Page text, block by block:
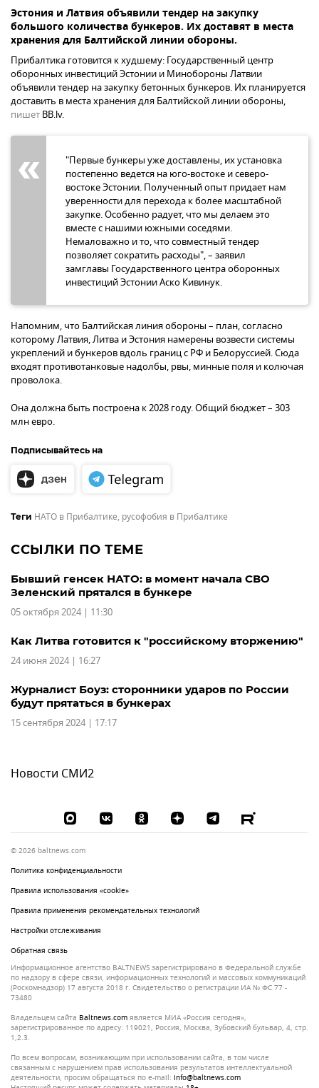
Эстония и Латвия объявили тендер на закупку
большого количества бункеров. Их доставят в места
хранения для Балтийской линии обороны.
Прибалтика готовится к худшему: Государственный центр
оборонных инвестиций Эстонии и Минобороны Латвии
объявили тендер на закупку бетонных бункеров. Их планируется
доставить в места хранения для Балтийской линии обороны,
пишет BB.lv.
"Первые бункеры уже доставлены, их установка
постепенно ведется на юго-востоке и северо-
востоке Эстонии. Полученный опыт придает нам
уверенности для перехода к более масштабной
закупке. Особенно радует, что мы делаем это
вместе с нашими южными соседями.
Немаловажно и то, что совместный тендер
позволяет сократить расходы", – заявил
замглавы Государственного центра оборонных
инвестиций Эстонии Аско Кивинук.
Напомним, что Балтийская линия обороны – план, согласно
которому Латвия, Литва и Эстония намерены возвести системы
укреплений и бункеров вдоль границ с РФ и Белоруссией. Сюда
входят противотанковые надолбы, рвы, минные поля и колючая
проволока.
Она должна быть построена к 2028 году. Общий бюджет – 303
млн евро.
Подписывайтесь на
Теги НАТО в Прибалтике, русофобия в Прибалтике
ССЫЛКИ ПО ТЕМЕ
Бывший генсек НАТО: в момент начала СВО
Зеленский прятался в бункере
05 октября 2024 | 11:30
Как Литва готовится к "российскому вторжению"
24 июня 2024 | 16:27
Журналист Боуз: сторонники ударов по России
будут прятаться в бункерах
15 сентября 2024 | 17:17
Новости СМИ2
© 2026 baltnews.com
Политика конфиденциальности
Правила использования «cookie»
Правила применения рекомендательных технологий
Настройки отслеживания
Обратная связь
Информационное агентство BALTNEWS зарегистрировано в Федеральной службе
по надзору в сфере связи, информационных технологий и массовых коммуникаций
(Роскомнадзор) 17 августа 2018 г. Свидетельство о регистрации ИА № ФС 77 -
73480
Владельцем сайта
baltnews.com является МИА «Россия сегодня»,
зарегистрированное по адресу: 119021, Россия, Москва, Зубовский бульвар, 4, стр.
1,2.3.
По всем вопросам, возникающим при использовании сайта, в том числе
связанным с нарушением прав использования результатов интеллектуальной
деятельности, просим обращаться по e-mail: info@baltnews.com